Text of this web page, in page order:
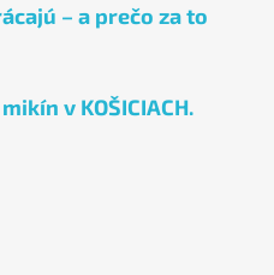
– a prečo za to
v KOŠICIACH.